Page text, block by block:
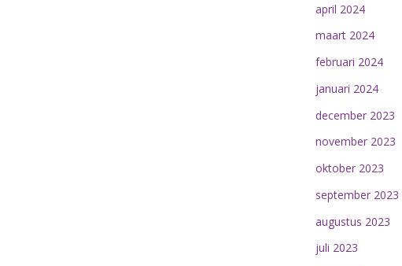
april 2024
maart 2024
februari 2024
januari 2024
december 2023
november 2023
oktober 2023
september 2023
augustus 2023
juli 2023